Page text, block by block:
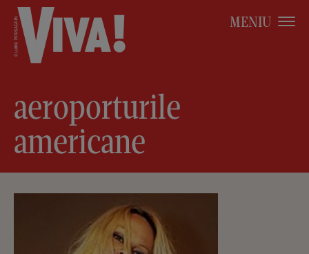
MENIU
aeroporturile
americane